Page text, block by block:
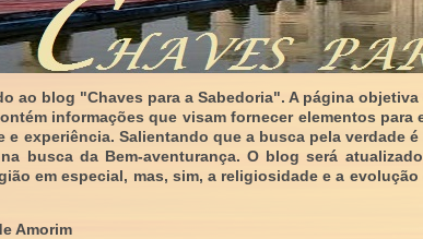
ao blog "Chaves para a Sabedoria". A página
informações que visam fornecer elementos
e experiência. Salientando que a busca pela
busca da Bem-aventurança. O blog será
em especial, mas, sim, a religiosidade e a
Amorim